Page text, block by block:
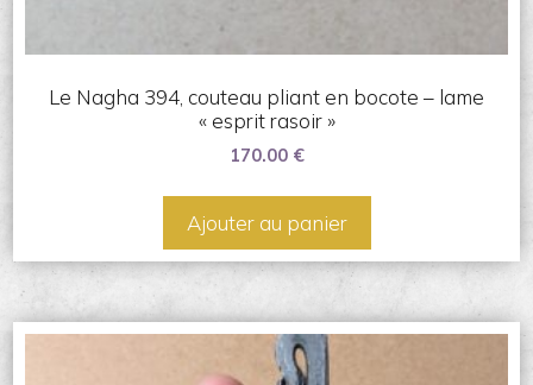
Le Nagha 394, couteau pliant en bocote – lame
« esprit rasoir »
170.00 €
Ajouter au panier